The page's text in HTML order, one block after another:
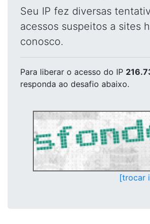
Seu IP fez diversas
acessos suspeitos a sites
conosco.
Para liberar o acesso do IP
responda ao desafio abaixo.
[trocar